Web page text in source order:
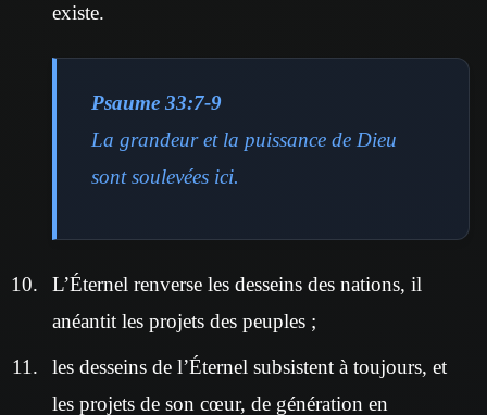
existe.
Psaume 33:7-9
La grandeur et la puissance de Dieu
sont soulevées ici.
L’Éternel renverse les desseins des nations, il
anéantit les projets des peuples ;
les desseins de l’Éternel subsistent à toujours, et
les projets de son cœur, de génération en